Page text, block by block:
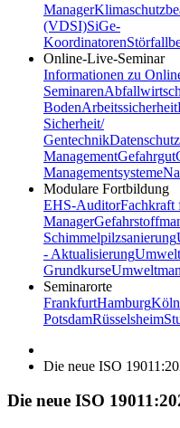
Manager
(VDSI)SiGe-
Koordinatoren
Online-Live-Seminar
Informationen zu
Seminaren
BodenArbeitssicherheit
Sicherheit/
GentechnikDatenschutz
ManagementGefahrgut
Managementsysteme
Modulare Fortbildung
EHS-AuditorFachkraft
Manager
Schimmelpilzsanierung
- Aktualisierung
Grundkurse
Seminarorte
FrankfurtHamburgKöln
PotsdamRüsselsheim
Die neue ISO
Die neue ISO